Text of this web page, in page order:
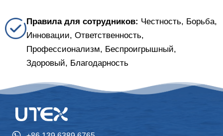
Правила для сотрудников: Честность, Борьба,
Инновации, Ответственность,
Профессионализм, Беспроигрышный,
Здоровый, Благодарность